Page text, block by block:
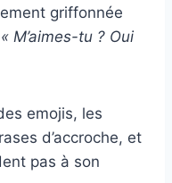
griffonnée
« M’aimes-tu ? Oui
emojis, les
d’accroche, et
pas à son